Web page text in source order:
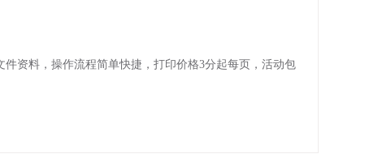
资料，操作流程简单快捷，打印价格3分起每页，活动包